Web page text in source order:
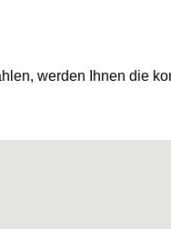
werden Ihnen die